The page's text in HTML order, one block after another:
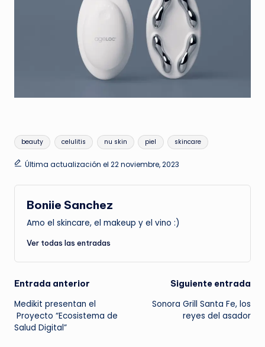
Etiquetas:
beauty celulitis nu skin piel skincare
Última actualización el 22 noviembre, 2023
Boniie Sanchez
Amo el skincare, el makeup y el vino :)
Ver todas las entradas
Navegación
de
entradas
Entrada anterior
Medikit presentan el
Proyecto “Ecosistema de
Salud Digital”
Siguiente entrada
Sonora Grill Santa Fe, los
reyes del asador